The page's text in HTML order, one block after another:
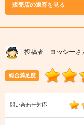
販売店の返答を見る
投稿者 ヨッシーさ
総合満足度
問い合わせ対応